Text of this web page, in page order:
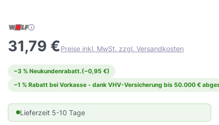
31,79 €Preise inkl. MwSt. zzgl. Versandkosten
−3 % Neukundenrabatt.(−0,95 €)
−1 % Rabatt bei Vorkasse - dank VHV-Versicherung bis 50.000 €
Lieferzeit 5-10 Tage